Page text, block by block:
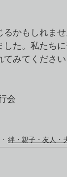
かもしれま
た。私たち
みてくださ
会
絆・親子・友人・